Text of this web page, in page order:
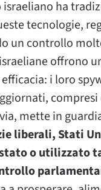
israeliano ha
tecnologie,
un controllo
offrono
i loro
compresi
mette in
liberali, Stati
o utilizzato